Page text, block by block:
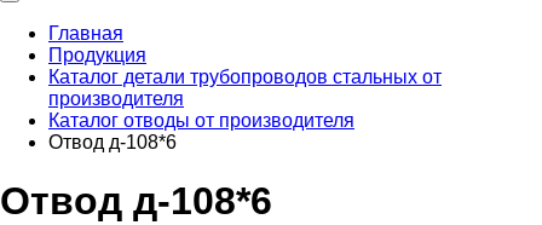
Главная
Продукция
Каталог детали трубопроводов стальных от
производителя
Каталог отводы от производителя
Отвод д-108*6
Отвод д-108*6